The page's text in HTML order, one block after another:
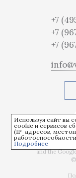
+7
+7
+7
and the
Используя сайт вы
cookie и сервисов
(IP-адресов,
Подробнее